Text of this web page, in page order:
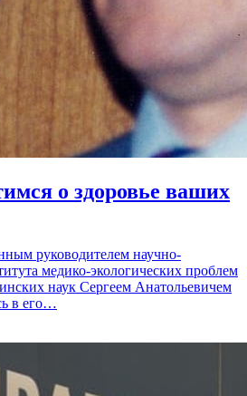
о здоровье ваших
руководителем научно-
медико-экологических проблем
наук Сергеем Анатольевичем
в его…